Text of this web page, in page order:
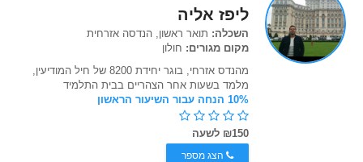
ליפז אליה
השכלה: תואר ראשון, הנדסה אזרחית
מקום מגורים: חולון
מהנדס אזרחי, בוגר יחידת 8200 של חיל המודיעין,
מלמד בשעות אחר הצהריים בבית התלמיד
10% הנחה עבור השיעור הראשון
₪150 לשעה
הצג מספר